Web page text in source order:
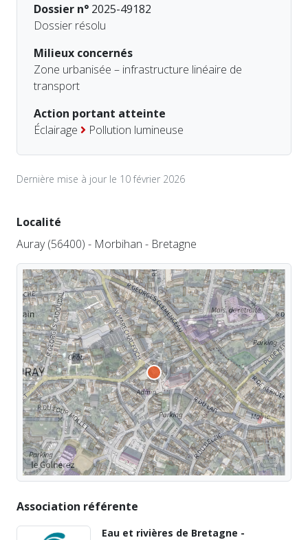
Dossier n° 2025-49182
Dossier résolu
Milieux concernés
Zone urbanisée – infrastructure linéaire de
transport
Action portant atteinte
Éclairage
Pollution lumineuse
Dernière mise à jour le 10 février 2026
Localité
Auray (56400) - Morbihan - Bretagne
Association référente
Eau et rivières de Bretagne -